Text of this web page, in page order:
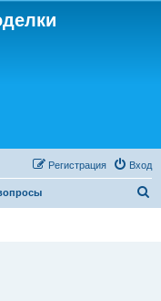
Вход
Регистрация